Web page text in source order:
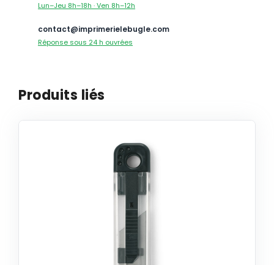
Lun–Jeu 8h–18h · Ven 8h–12h
contact@imprimerielebugle.com
Réponse sous 24 h ouvrées
Produits liés